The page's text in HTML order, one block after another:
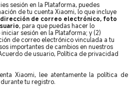
sesión en la Plataforma, puedes
de tu cuenta Xiaomi, lo que incluye
dirección de correo electrónico, foto
, para que puedas hacer lo
sesión en la Plataforma; y (2)
de correo electrónico vinculada a tu
importantes de cambios en nuestros
de usuario, Política de privacidad
Xiaomi, lee atentamente la política de
tu registro.